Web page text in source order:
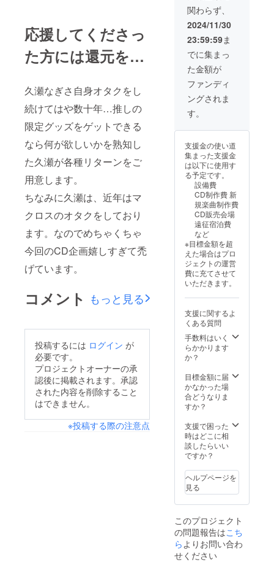
応援してくださっ
た方には還元を…
久瀬なぎさ自身オタクをし
続けてはや数十年…推しの
限定グッズをゲットできる
なら何が欲しいかを熟知し
た久瀬が各種リターンをご
用意します。
ちなみに久瀬は、近年はマ
クロスのオタクをしており
ます。なのでめちゃくちゃ
今回のCD企画嬉しすぎて禿
げています。
コメント もっと見る
投稿するには ログイン が
必要です。
プロジェクトオーナーの承
認後に掲載されます。承認
された内容を削除すること
はできません。
※投稿する際の注意点
名前をご記載く
ださい。
キーホルダー：
郵送
W50×H60×厚さ
ルチェーン おや
すみ3秒前ボイ
ス：mp3 収録
時間6〜8分程度
限定歌ってみた
動画：Youtube
限定URL
mp3形式、png
形式のもの、動
画URLはメール
にファイルを添
付します。 ※備
考欄に呼んでほ
しいお名前をご
記載ください。
関わらず、
2024/11/30
23:59:59ま
でに集まっ
た金額が
ファンディ
ングされま
す。
支援金の使い道
集まった支援金
は以下に使用す
る予定です。
設備費
CD制作費 新
規楽曲制作費
CD販売会場
遠征宿泊費
など
※目標金額を超
えた場合はプロ
ジェクトの運営
費に充てさせて
いただきます。
支援に関するよ
くある質問
手数料はいく
らかかります
か？
目標金額に届
かなかった場
合どうなりま
すか？
支援で困った
時はどこに相
談したらいい
ですか？
ヘルプページを
見る
このプロジェクト
の問題報告はこち
ら よりお問い合わ
せください